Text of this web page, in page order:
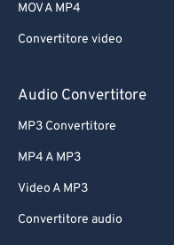
MOV A MP4
Convertitore video
Audio Convertitore
MP3 Convertitore
MP4 A MP3
Video A MP3
Convertitore audio